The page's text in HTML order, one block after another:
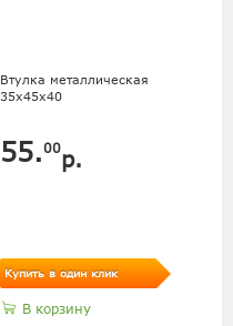
Втулка металлическая
35х45х40
55.00р.
Купить в один клик
В корзину